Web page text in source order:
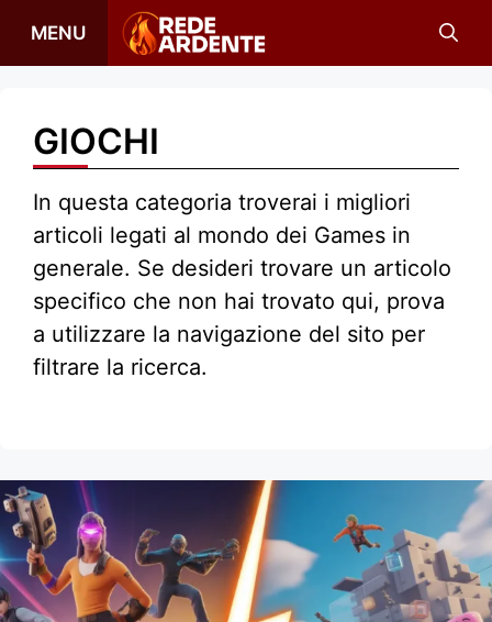
MENU
GIOCHI
In questa categoria troverai i migliori
articoli legati al mondo dei Games in
generale. Se desideri trovare un articolo
specifico che non hai trovato qui, prova
a utilizzare la navigazione del sito per
filtrare la ricerca.